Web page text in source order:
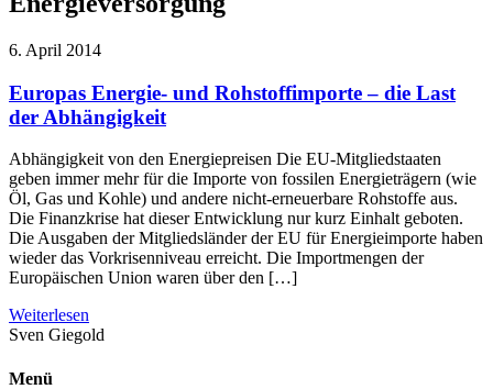
6. April 2014
Europas Energie- und Rohstoffimporte – die Last
der Abhängigkeit
Abhängigkeit von den Energiepreisen Die EU-Mitgliedstaaten
geben immer mehr für die Importe von fossilen Energieträgern (wie
Öl, Gas und Kohle) und andere nicht-erneuerbare Rohstoffe aus.
Die Finanzkrise hat dieser Entwicklung nur kurz Einhalt geboten.
Die Ausgaben der Mitgliedsländer der EU für Energieimporte haben
wieder das Vorkrisenniveau erreicht. Die Importmengen der
Europäischen Union waren über den […]
Weiterlesen
Sven Giegold
Menü